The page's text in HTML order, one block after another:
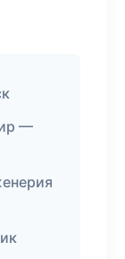
—